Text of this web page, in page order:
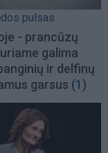
pulsas
- prancūzų
galima
ir delfinų
garsus (1)